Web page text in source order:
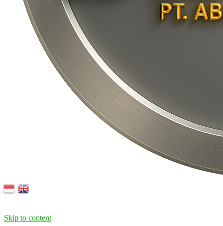
Skip to content